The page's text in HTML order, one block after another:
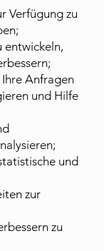
Verfügung zu
entwickeln,
Anfragen
und Hilfe
und
zur
zu